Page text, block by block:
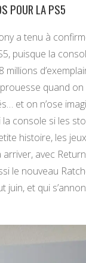
POUR LA PS5
a tenu à
puisque la
millions
quand
et on n’ose
la console si les
histoire, les
avec
le nouveau
juin, et qui